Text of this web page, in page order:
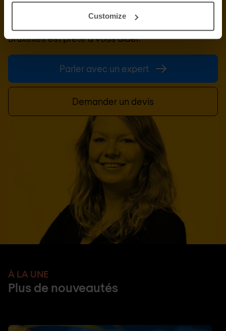
Customize
informations techniques, une assistance ou un
devis personnalisé ? Notre équipe d'experts à
Bruxellesest prête à vous aider.
Parler avec un expert
Demander un devis
À LA UNE
Plus de nouveautés